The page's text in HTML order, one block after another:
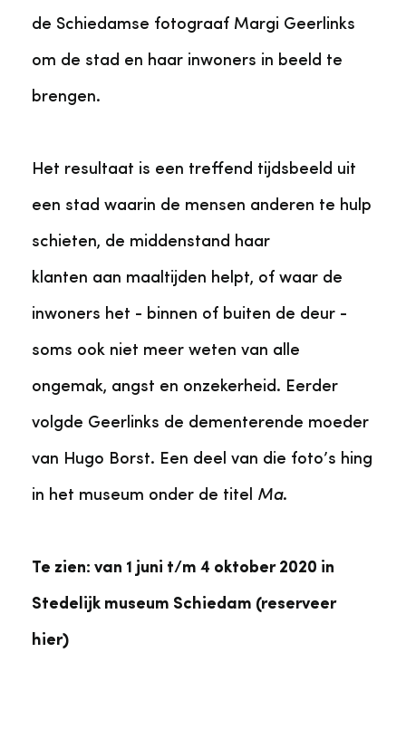
de Schiedamse fotograaf Margi Geerlinks
om de stad en haar inwoners in beeld te
brengen.
Het resultaat is een treffend tijdsbeeld uit
een stad waarin de mensen anderen te hulp
schieten, de middenstand haar
klanten aan maaltijden helpt, of waar de
inwoners het - binnen of buiten de deur -
soms ook niet meer weten van alle
ongemak, angst en onzekerheid. Eerder
volgde Geerlinks de dementerende moeder
van Hugo Borst. Een deel van die foto’s hing
in het museum onder de titel Ma.
Te zien: van 1 juni t/m 4 oktober 2020 in
Stedelijk museum Schiedam (reserveer
hier)